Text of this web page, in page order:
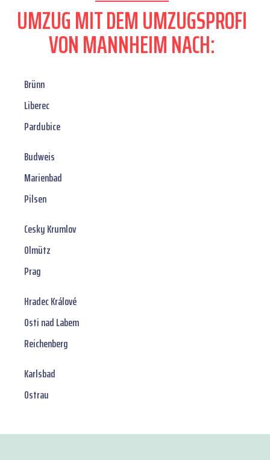
UMZUG MIT DEM UMZUGSPROFI
VON MANNHEIM NACH:
Brünn
Liberec
Pardubice
Budweis
Marienbad
Pilsen
Cesky Krumlov
Olmütz
Prag
Hradec Králové
Osti nad Labem
Reichenberg
Karlsbad
Ostrau